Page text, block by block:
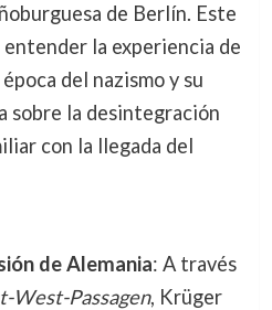
de Berlín. Este
entender la experiencia de
del nazismo y su
sobre la desintegración
con la llegada del
de Alemania: A través
West-Passagen, Krüger